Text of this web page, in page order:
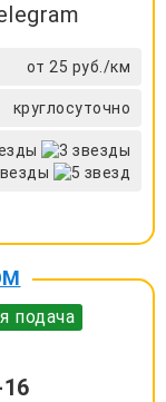
от 25 руб./км
круглосуточно
подача